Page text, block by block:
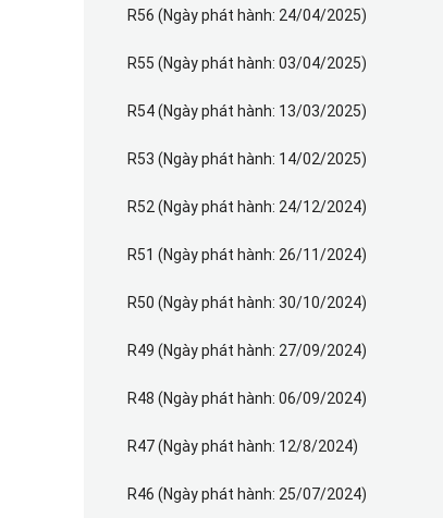
R56 (Ngày phát hành: 24/04/2025)
R55 (Ngày phát hành: 03/04/2025)
R54 (Ngày phát hành: 13/03/2025)
R53 (Ngày phát hành: 14/02/2025)
R52 (Ngày phát hành: 24/12/2024)
R51 (Ngày phát hành: 26/11/2024)
R50 (Ngày phát hành: 30/10/2024)
R49 (Ngày phát hành: 27/09/2024)
R48 (Ngày phát hành: 06/09/2024)
R47 (Ngày phát hành: 12/8/2024)
R46 (Ngày phát hành: 25/07/2024)